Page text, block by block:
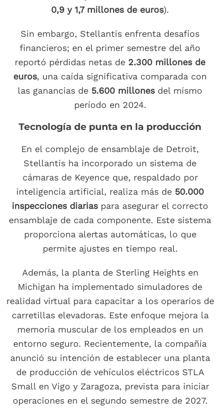
0,9 y 1,7 millones de euros).
Sin embargo, Stellantis enfrenta desafíos
financieros; en el primer semestre del año
reportó pérdidas netas de 2.300 millones de
euros, una caída significativa comparada con
las ganancias de 5.600 millonesdel mismo
período en 2024.
Tecnología de punta en la producción
En el complejo de ensamblaje de Detroit,
Stellantis ha incorporado un sistema de
cámaras de Keyence que, respaldado por
inteligencia artificial, realiza más de 50.000
inspecciones diariaspara asegurar el correcto
ensamblaje de cada componente. Este sistema
proporciona alertas automáticas, lo que
permite ajustes en tiempo real.
Además, la planta de Sterling Heights en
Michigan ha implementado simuladores de
realidad virtual para capacitar a los operarios de
carretillas elevadoras. Este enfoque mejora la
memoria muscular de los empleados en un
entorno seguro. Recientemente, la compañía
anunció su intención de establecer una planta
de producción de vehículos eléctricos STLA
Small en Vigo y Zaragoza, prevista para iniciar
operaciones en el segundo semestre de 2027.